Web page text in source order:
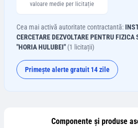
valoare medie per licitație
Cea mai activă autoritate contractantă:
CERCETARE DEZVOLTARE PENTRU
"HORIA HULUBEI" (1 licitații)
Primește alerte gratuit 14 zile
Componente și produse